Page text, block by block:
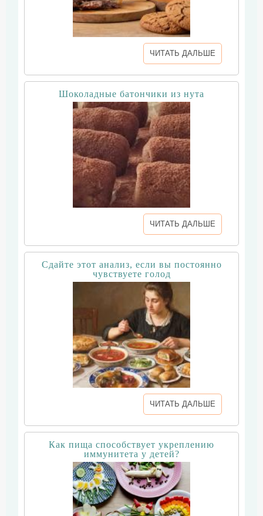
ЧИТАТЬ ДАЛЬШЕ
Шоколадные батончики из нута
ЧИТАТЬ ДАЛЬШЕ
Сдайте этот анализ, если вы постоянно
чувствуете голод
ЧИТАТЬ ДАЛЬШЕ
Как пища способствует укреплению
иммунитета у детей?